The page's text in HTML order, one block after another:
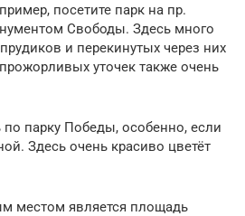
посетите парк на пр.
Свободы. Здесь много
и перекинутых через них
уточек также очень
по парку Победы, особенно, если
Здесь очень красиво цветёт
местом является площадь